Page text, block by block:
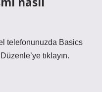
telefonunuzda Basics
tıklayın.